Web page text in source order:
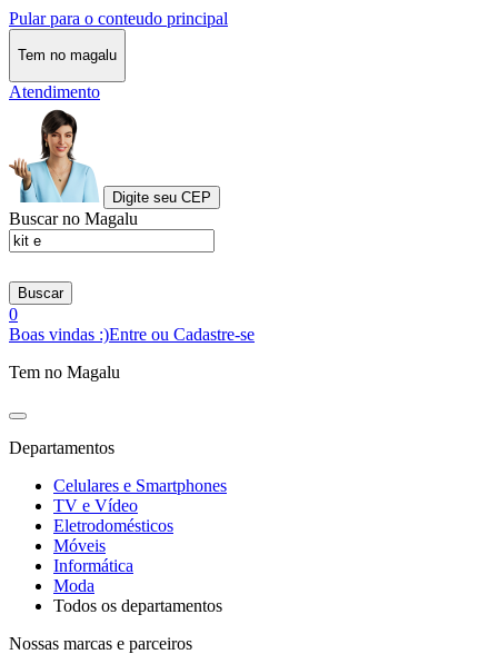
Pular para o conteudo principal
Tem no magalu
Atendimento
Digite seu CEP
Buscar no Magalu
Buscar
0
Boas vindas :)Entre ou Cadastre-se
Tem no Magalu
Departamentos
Celulares e Smartphones
TV e Vídeo
Eletrodomésticos
Móveis
Informática
Moda
Todos os departamentos
Nossas marcas e parceiros